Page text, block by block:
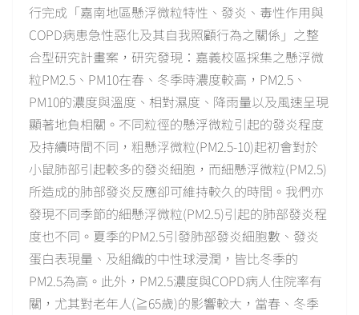
行完成「嘉南地區懸浮微粒特性、發炎、毒性作用與
COPD病患急性惡化及其自我照顧行為之關係」之整
合型研究計畫案，研究發現：嘉義校區採集之懸浮微
粒PM2.5、PM10在春、冬季時濃度較高，PM2.5、
PM10的濃度與溫度、相對濕度、降雨量以及風速呈現
顯著地負相關。不同粒徑的懸浮微粒引起的發炎程度
及持續時間不同，粗懸浮微粒(PM2.5-10)起初會對於
小鼠肺部引起較多的發炎細胞，而細懸浮微粒(PM2.5)
所造成的肺部發炎反應卻可維持較久的時間。我們亦
發現不同季節的細懸浮微粒(PM2.5)引起的肺部發炎程
度也不同。夏季的PM2.5引發肺部發炎細胞數、發炎
蛋白表現量、及組織的中性球浸潤，皆比冬季的
PM2.5為高。此外，PM2.5濃度與COPD病人住院率有
關，尤其對老年人(≧65歲)的影響較大，當春、冬季